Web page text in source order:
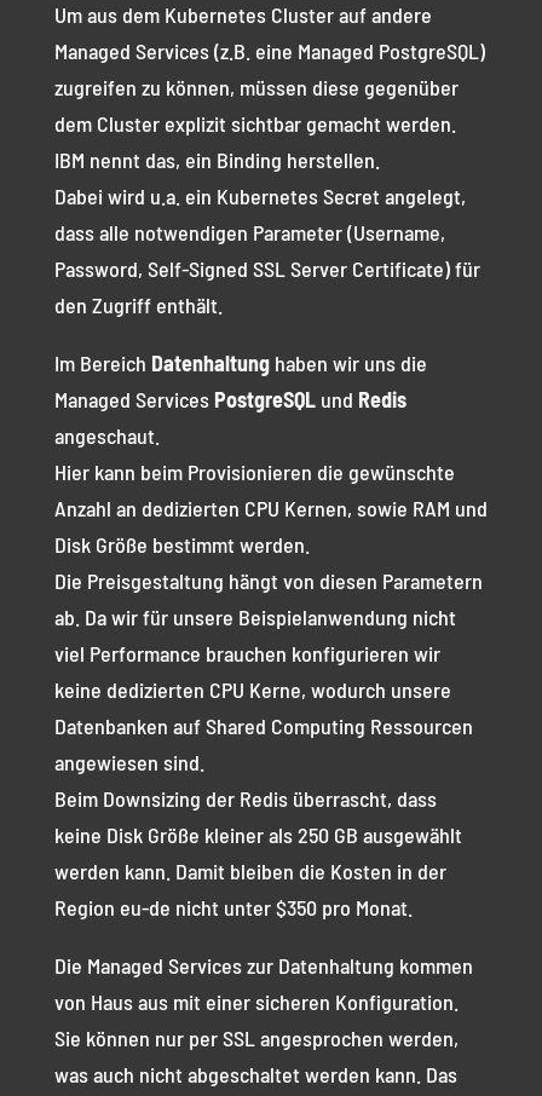
Um aus dem Kubernetes Cluster auf andere
Managed Services (z.B. eine Managed PostgreSQL)
zugreifen zu können, müssen diese gegenüber
dem Cluster explizit sichtbar gemacht werden.
IBM nennt das, ein Binding herstellen.
Dabei wird u.a. ein Kubernetes Secret angelegt,
dass alle notwendigen Parameter (Username,
Password, Self-Signed SSL Server Certificate) für
den Zugriff enthält.
Im Bereich Datenhaltunghaben wir uns die
Managed Services PostgreSQLund Redis
angeschaut.
Hier kann beim Provisionieren die gewünschte
Anzahl an dedizierten CPU Kernen, sowie RAM und
Disk Größe bestimmt werden.
Die Preisgestaltung hängt von diesen Parametern
ab. Da wir für unsere Beispielanwendung nicht
viel Performance brauchen konfigurieren wir
keine dedizierten CPU Kerne, wodurch unsere
Datenbanken auf Shared Computing Ressourcen
angewiesen sind.
Beim Downsizing der Redis überrascht, dass
keine Disk Größe kleiner als 250 GB ausgewählt
werden kann. Damit bleiben die Kosten in der
Region eu-de nicht unter $350 pro Monat.
Die Managed Services zur Datenhaltung kommen
von Haus aus mit einer sicheren Konfiguration.
Sie können nur per SSL angesprochen werden,
was auch nicht abgeschaltet werden kann. Das